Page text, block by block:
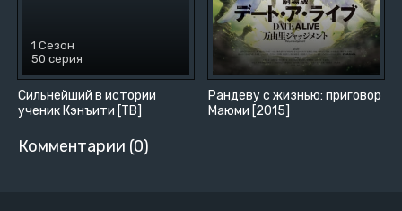
Сильнейший в истории
ученик Кэнъити [ТВ]
1 Сезон
50 серия
Рандеву с жизнью: приговор
Маюми [2015]
Комментарии (0)